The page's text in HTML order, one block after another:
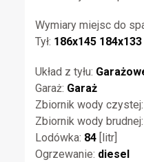
Wymiary miejsc do
Tył: 186x145
Układ z tyłu:
Garaż: Garaż
Zbiornik wody czystej:
Zbiornik wody brudnej:
Lodówka: 84[litr]
Ogrzewanie: diesel